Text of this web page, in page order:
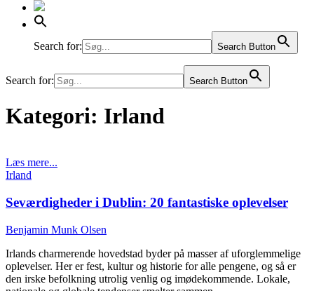
Moldova
Norge
Portugal
Rusland
Schweiz
Tjekkiet
Tyrkiet
Ukraine
Ungarn
Østrig
Search for: Search Button
Search for: Search Button
Kategori: Irland
Læs mere...
Posted
Irland
Seværdigheder i Dublin: 20 fantastiske oplevelser
Benjamin Munk Olsen
Irlands charmerende hovedstad byder på masser af uforglemmelige
oplevelser. Her er fest, kultur og historie for alle pengene, og så er
den irske befolkning utrolig venlig og imødekommende. Lokale,